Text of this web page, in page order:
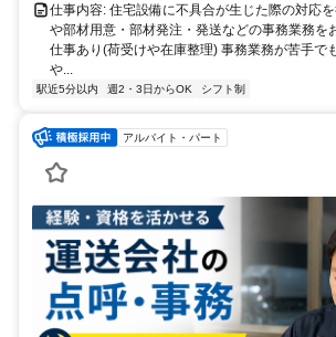
仕事内容: 住宅設備に不具合が生じた際の対応
や部材用意・部材発注・発送などの事務業務
仕事あり(荷受けや在庫整理) 事務業務が苦手で
や...
駅近5分以内 週2・3日からOK シフト制
アルバイト・パート